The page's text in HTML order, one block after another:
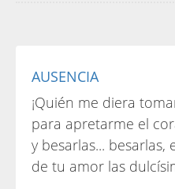
AUSENCIA
¡Quién me diera
para apretarme el
y besarlas... besarlas,
de tu amor las